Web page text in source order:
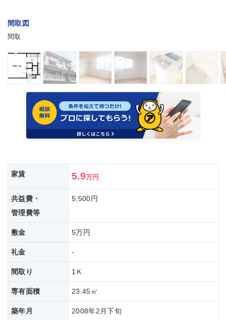
間取図
間取
家賃 5.9万円
共益費・
管理費等
5,500円
敷金 5万円
礼金 -
間取り 1Ｋ
専有面積 23.45㎡
築年月
2008年2月下旬